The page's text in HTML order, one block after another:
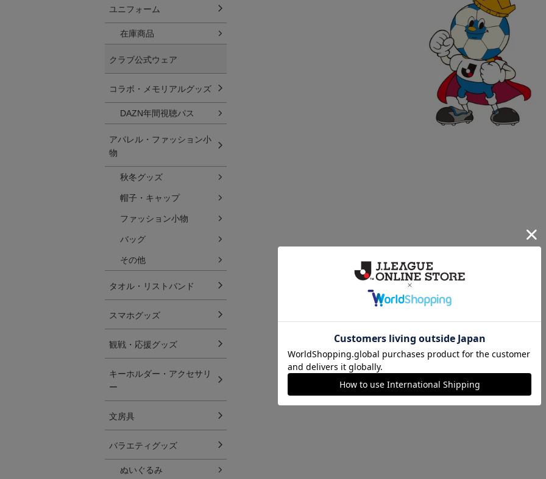
ユニフォーム
在庫商品
クラブ公式ウェア
コラボ・メモリアルグッズ
DAZN年間視聴パス
アパレル・ファッション小
物
秋冬グッズ
帽子・キャップ
ファッション小物
バッグ
その他
タオル・リストバンド
スマホグッズ
観戦・応援グッズ
キーホルダー・アクセサリ
ー
文房具
バラエティグッズ
ぬいぐるみ